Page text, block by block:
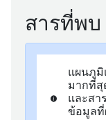
สารที่พบ
แผนภูมิ
มากที่สุ
และสา
ข้อมูลที่